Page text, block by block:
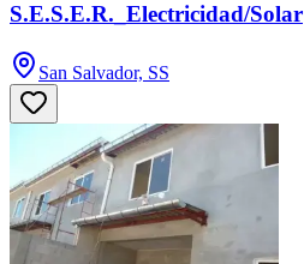
S.E.S.E.R._Electricidad/Solar
San Salvador, SS